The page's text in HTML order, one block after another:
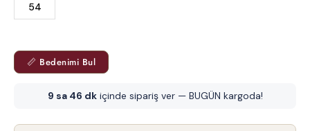
54
📏 Bedenimi Bul
9 sa 46 dkiçinde sipariş ver — BUGÜN kargoda!